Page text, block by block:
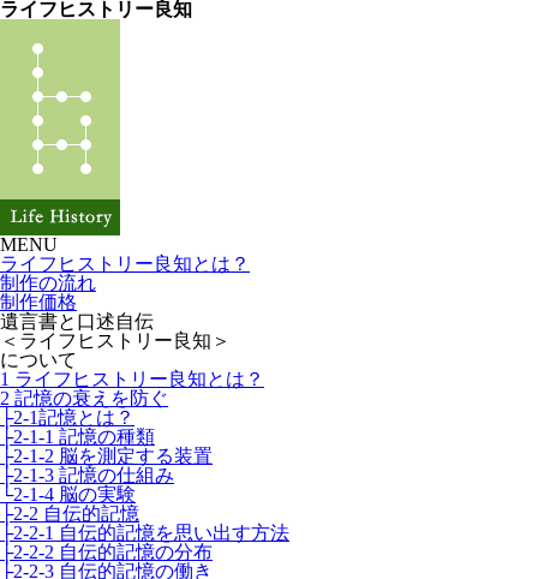
ライフヒストリー良知
MENU
ライフヒストリー良知とは？
制作の流れ
制作価格
遺言書と口述自伝
＜ライフヒストリー良知＞
について
1 ライフヒストリー良知とは？
2 記憶の衰えを防ぐ
├2-1記憶とは？
├2-1-1 記憶の種類
├2-1-2 脳を測定する装置
├2-1-3 記憶の仕組み
└2-1-4 脳の実験
├2-2 自伝的記憶
├2-2-1 自伝的記憶を思い出す方法
├2-2-2 自伝的記憶の分布
├2-2-3 自伝的記憶の働き